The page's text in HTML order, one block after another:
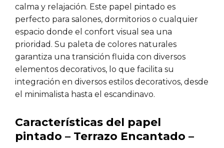
calma y relajación. Este papel pintado es
perfecto para salones, dormitorios o cualquier
espacio donde el confort visual sea una
prioridad. Su paleta de colores naturales
garantiza una transición fluida con diversos
elementos decorativos, lo que facilita su
integración en diversos estilos decorativos, desde
el minimalista hasta el escandinavo.
Características del papel
pintado – Terrazo Encantado –